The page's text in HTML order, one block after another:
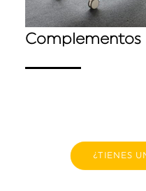
Complementos
¿TIENES